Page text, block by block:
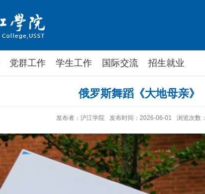
党群工作 学生工作 国际交流 招生就业
俄罗斯舞蹈《大地母亲》
发布者：沪江学院 发布时间：2026-06-01 浏览次数：